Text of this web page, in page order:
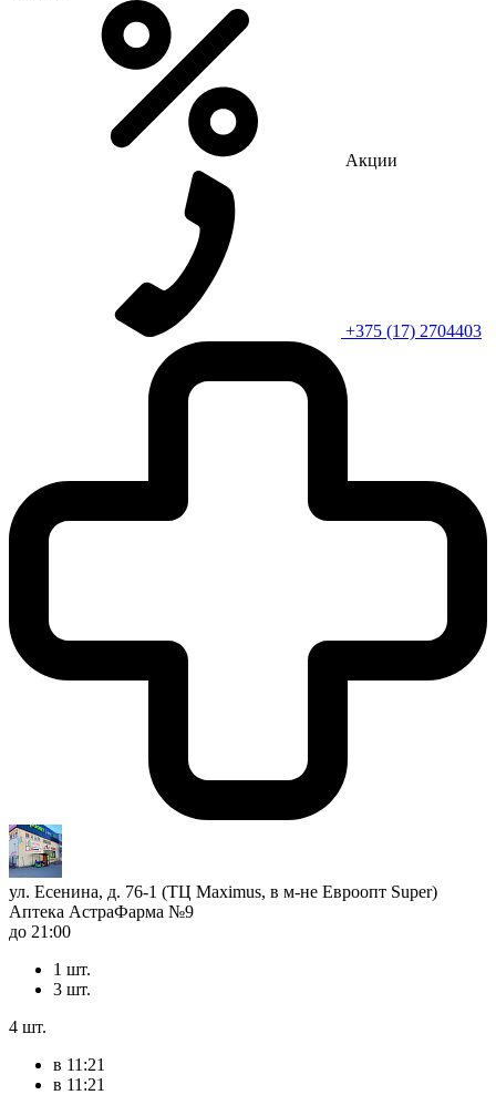
Акции
+375 (17) 2704403
ул. Есенина, д. 76-1 (ТЦ Maximus, в м-не Евроопт Super)
Аптека АстраФарма №9
до 21:00
1 шт.
3 шт.
4 шт.
в 11:21
в 11:21